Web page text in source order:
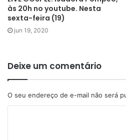
às 20h no youtube. Nesta
sexta-feira (19)
jun 19, 2020
Deixe um comentário
O seu endereço de e-mail não será